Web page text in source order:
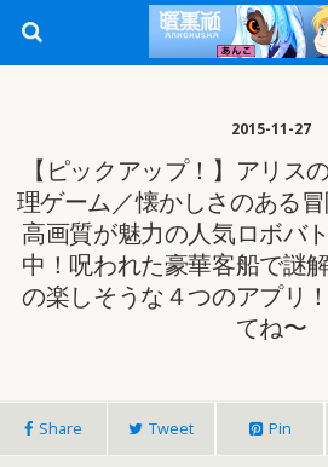
2015-11-27
【ピックアップ！】アリス
理ゲーム／懐かしさのある冒
高画質が魅力の人気ロボバ
中！呪われた豪華客船で謎
の楽しそうな４つのアプリ
てね〜
Share Tweet Pin